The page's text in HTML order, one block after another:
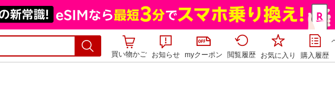
買い物かご お知らせ myクーポン 閲覧履歴 お気に入り 購入履歴